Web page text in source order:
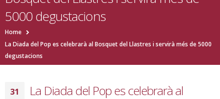
5000 degustacions
Home
La Diada del Pop es celebrarà al Bosquet del Llastres i servirà més de 5000
degustacions
31
La Diada del Pop es celebrarà al